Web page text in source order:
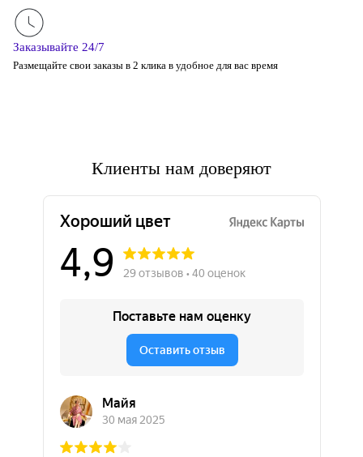
Заказывайте 24/7
Размещайте свои заказы в 2 клика в удобное для вас время
Клиенты нам доверяют